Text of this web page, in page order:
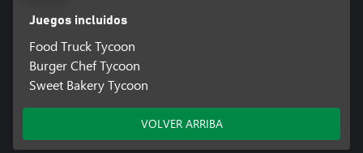
Juegos incluidos
Food Truck Tycoon
Burger Chef Tycoon
Sweet Bakery Tycoon
VOLVER ARRIBA